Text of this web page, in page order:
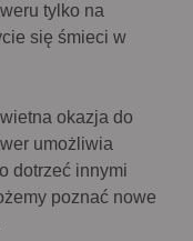
tylko na
się śmieci w
okazja do
umożliwia
dotrzeć innymi
poznać nowe